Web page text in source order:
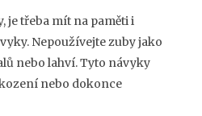
je třeba mít na paměti i
Nepoužívejte zuby jako
nebo lahví. Tyto návyky
nebo dokonce